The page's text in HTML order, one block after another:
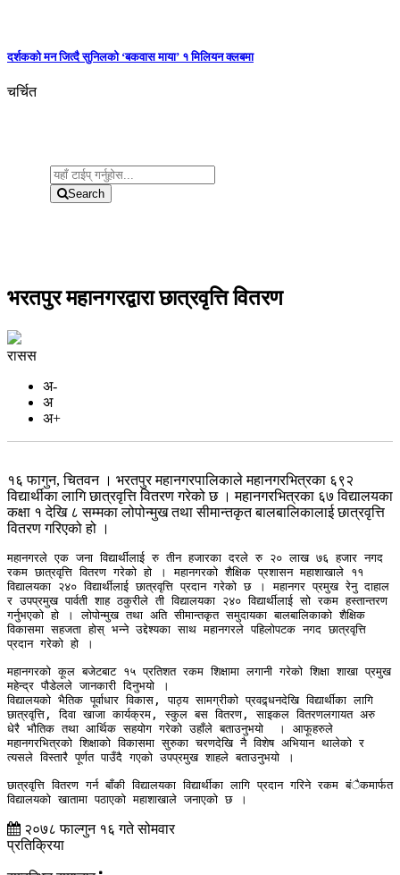
दर्शकको मन जित्दै सुनिलको ‘बकवास माया’ १ मिलियन क्लबमा
चर्चित
Search
भरतपुर महानगरद्वारा छात्रवृत्ति वितरण
रासस
अ-
अ
अ+
१६ फागुन, चितवन । भरतपुर महानगरपालिकाले महानगरभित्रका ६९२
विद्यार्थीका लागि छात्रवृत्ति वितरण गरेको छ । महानगरभित्रका ६७ विद्यालयका
कक्षा १ देखि ८ सम्मका लोपोन्मुख तथा सीमान्तकृत बालबालिकालाई छात्रवृत्ति
वितरण गरिएको हो ।
महानगरले एक जना विद्यार्थीलाई रु तीन हजारका दरले रु २० लाख ७६ हजार नगद
रकम छात्रवृत्ति वितरण गरेको हो । महानगरको शैक्षिक प्रशासन महाशाखाले ११
विद्यालयका २४० विद्यार्थीलाई छात्रवृत्ति प्रदान गरेको छ । महानगर प्रमुख रेनु दाहाल
र उपप्रमुख पार्वती शाह ठकुरीले ती विद्यालयका २४० विद्यार्थीलाई सो रकम हस्तान्तरण
गर्नुभएको हो । लोपोन्मुख तथा अति सीमान्तकृत समुदायका बालबालिकाको शैक्षिक
विकासमा सहजता होस् भन्ने उद्देश्यका साथ महानगरले पहिलोपटक नगद छात्रवृत्ति
प्रदान गरेको हो ।
महानगरको कूल बजेटबाट १५ प्रतिशत रकम शिक्षामा लगानी गरेको शिक्षा शाखा प्रमुख
महेन्द्र पौडेलले जानकारी दिनुभयो ।
विद्यालयको भैतिक पूर्वाधार विकास, पाठ्य सामग्रीको प्रवद्र्धनदेखि विद्यार्थीका लागि
छात्रवृत्ति, दिवा खाजा कार्यक्रम, स्कुल बस वितरण, साइकल वितरणलगायत अरु
धेरै भौतिक तथा आर्थिक सहयोग गरेको उहाँले बताउनुभयो  । आफूहरुले
महानगरभित्रको शिक्षाको विकासमा सुरुका चरणदेखि नै विशेष अभियान थालेको र
त्यसले विस्तारै पूर्णत पाउँदै गएको उपप्रमुख शाहले बताउनुभयो ।
छात्रवृत्ति वितरण गर्न बाँकी विद्यालयका विद्यार्थीका लागि प्रदान गरिने रकम बंैकमार्फत
विद्यालयको खातामा पठाएको महाशाखाले जनाएको छ ।
२०७८ फाल्गुन १६ गते सोमवार
प्रतिक्रिया